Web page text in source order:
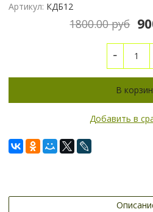
Артикул: КДБ12
1800.00 руб
В
Добавить в